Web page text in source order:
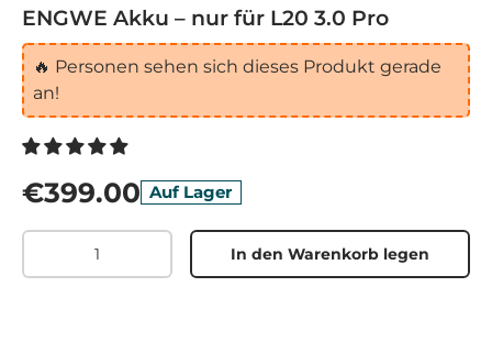
ENGWE Akku – nur für L20 3.0 Pro
🔥 Personen sehen sich dieses Produkt gerade
an!
€399.00 Auf Lager
Menge
In den Warenkorb legen